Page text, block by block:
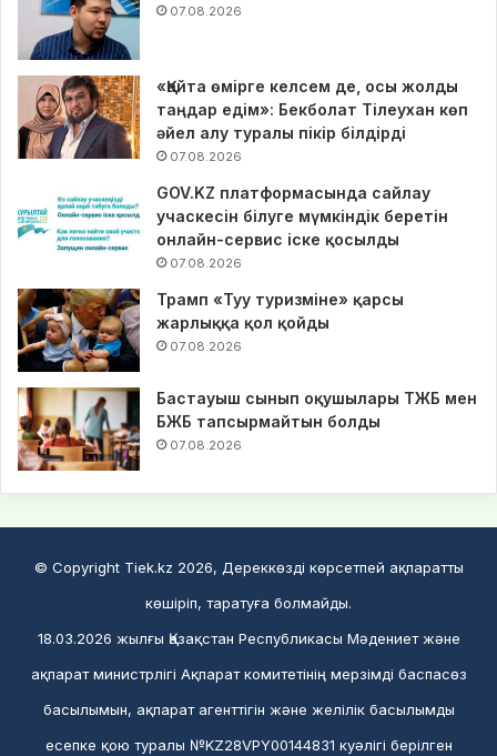
07.08.2026
«Қайта өмірге келсем де, осы жолды
таңдар едім»: Бекболат Тілеухан көп
әйел алу туралы пікір білдірді
07.08.2026
GOV.KZ платформасында сайлау
учаскесін білуге мүмкіндік беретін
онлайн-сервис іске қосылды
07.08.2026
Трамп «Туу туризміне» қарсы
жарлыққа қол қойды
07.08.2026
Бастауыш сынып оқушылары ТЖБ мен
БЖБ тапсырмайтын болды
07.08.2026
© Copyright Tiek.kz 2026, Дереккөзді көрсетпей ақпаратты
көшіріп, таратуға болмайды.
18.03.2026 жылғы Қазақстан Республикасы Мәдениет және
ақпарат министрлігі Ақпарат комитетінің мерзімді баспасөз
басылымын, ақпарат агенттігін және желілік басылымды
есепке қою туралы №KZ28VPY00144831 куәлігі берілген